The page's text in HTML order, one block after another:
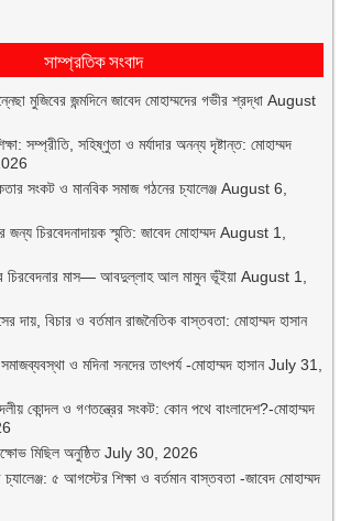
সাম্প্রতিক সংবাদ
মুজিবের জন্মদিনে জাবেদ মোহাম্মদের গভীর শ্রদ্ধা August
সম্প্রীতি, সহিষ্ণুতা ও মর্যাদার অনন্য দৃষ্টান্ত: মোহাম্মদ
সংকট ও মানবিক সমাজ গঠনের চ্যালেঞ্জ August 6,
চিরবেদনাদায়ক স্মৃতি: জাবেদ মোহাম্মদ August 1,
চিরবেদনার মাস— আবদুল্লাহ আল মামুন ভূঁইয়া August 1,
দায়, বিচার ও বর্তমান রাজনৈতিক বাস্তবতা: মোহাম্মদ হাসান
ও মদিনা সনদের তাৎপর্য -মোহাম্মদ হাসান July 31,
কোন্দল ও গণতন্ত্রের সংকট: কোন পথে বাংলাদেশ?-মোহাম্মদ
মিছিল অনুষ্ঠিত July 30, 2026
৫ আগস্টের শিক্ষা ও বর্তমান বাস্তবতা -জাবেদ মোহাম্মদ